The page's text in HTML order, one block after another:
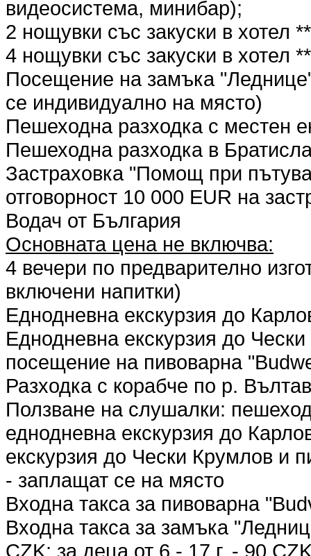
видеосистема, минибар);
2 нощувки със закуски в хотел
4 нощувки със закуски в хотел
Посещение на замъка
се индивидуално на място)
Пешеходна разходка с местен
Пешеходна разходка в
Застраховка "Помощ при
отговорност 10 000 EUR на
Водач от България
Основната цена не включва:
4 вечери по предварително
включени напитки)
Еднодневна екскурзия до
Еднодневна екскурзия до
посещение на пивоварна
Разходка с корабче по р.
Ползване на слушалки:
еднодневна екскурзия до
екскурзия до Чески Крумлов и
- заплащат се на място
Входна такса за пивоварна
Входна такса за замъка
CZK; за деца от 6 - 17 г. - 90